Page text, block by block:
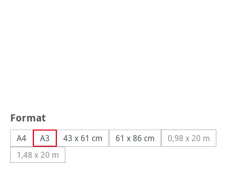
Sélectionnez
Format
A4 A3 43 x 61 cm 61 x 86 cm 0,98 x 20 m
(Cette
1,48 x 20 m(Cette option n'est pas disponible pour le moment.)